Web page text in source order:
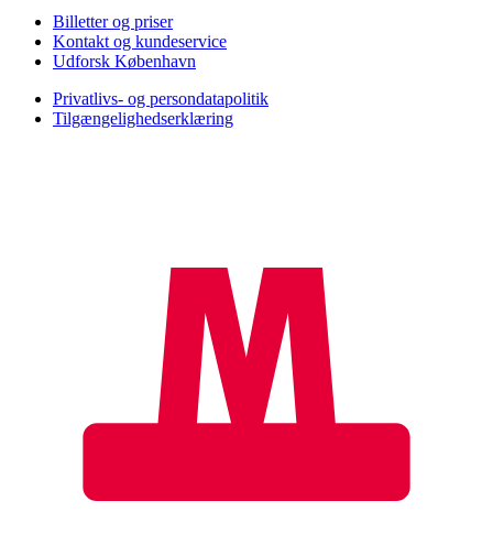
Billetter og priser
Kontakt og kundeservice
Udforsk København
Privatlivs- og persondatapolitik
Tilgængelighedserklæring